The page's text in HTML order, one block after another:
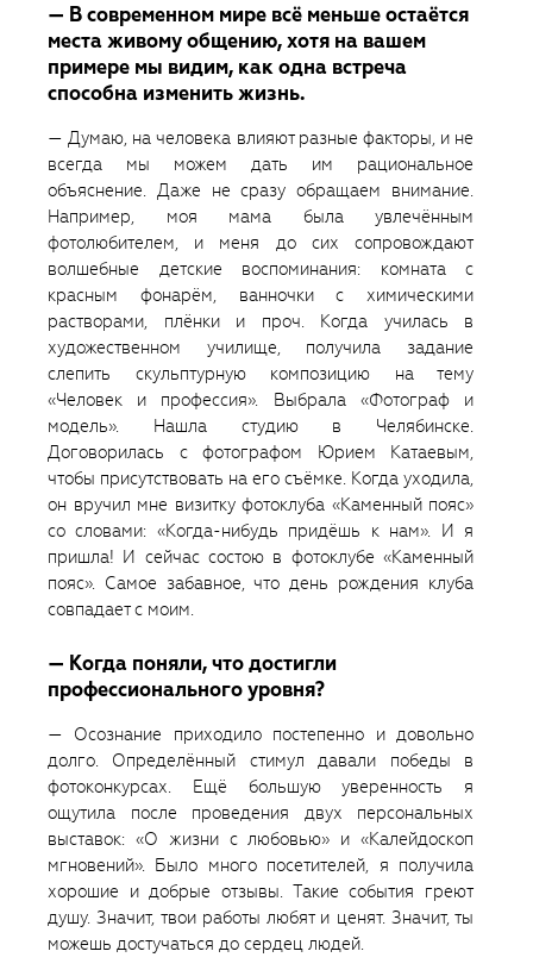
— В современном мире всё меньше остаётся
места живому общению, хотя на вашем
примере мы видим, как одна встреча
способна изменить жизнь.
— Думаю, на человека влияют разные факторы, и не
всегда мы можем дать им рациональное
объяснение. Даже не сразу обращаем внимание.
Например, моя мама была увлечённым
фотолюбителем, и меня до сих сопровождают
волшебные детские воспоминания: комната с
красным фонарём, ванночки с химическими
растворами, плёнки и проч. Когда училась в
художественном училище, получила задание
слепить скульптурную композицию на тему
«Человек и профессия». Выбрала «Фотограф и
модель». Нашла студию в Челябинске.
Договорилась с фотографом Юрием Катаевым,
чтобы присутствовать на его съёмке. Когда уходила,
он вручил мне визитку фотоклуба «Каменный пояс»
со словами: «Когда-нибудь придёшь к нам». И я
пришла! И сейчас состою в фотоклубе «Каменный
пояс». Самое забавное, что день рождения клуба
совпадает с моим.
— Когда поняли, что достигли
профессионального уровня?
— Осознание приходило постепенно и довольно
долго. Определённый стимул давали победы в
фотоконкурсах. Ещё большую уверенность я
ощутила после проведения двух персональных
выставок: «О жизни с любовью» и «Калейдоскоп
мгновений». Было много посетителей, я получила
хорошие и добрые отзывы. Такие события греют
душу. Значит, твои работы любят и ценят. Значит, ты
можешь достучаться до сердец людей.